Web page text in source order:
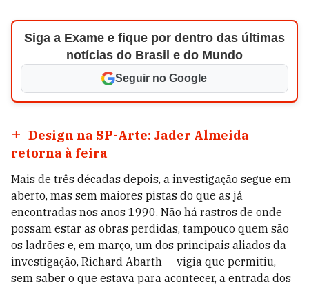
Siga a Exame e fique por dentro das últimas
notícias do Brasil e do Mundo
Seguir no Google
Design na SP-Arte: Jader Almeida
retorna à feira
Mais de três décadas depois, a investigação segue em
aberto, mas sem maiores pistas do que as já
encontradas nos anos 1990. Não há rastros de onde
possam estar as obras perdidas, tampouco quem são
os ladrões e, em março, um dos principais aliados da
investigação, Richard Abarth — vigia que permitiu,
sem saber o que estava para acontecer, a entrada dos